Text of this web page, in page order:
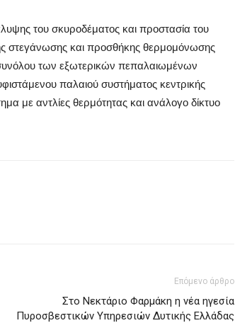
του σκυροδέματος και προστασία του
στεγάνωσης και προσθήκης θερμομόνωσης
των εξωτερικών πεπαλαιωμένων
παλαιού συστήματος κεντρικής
με αντλίες θερμότητας και ανάλογο δίκτυο
Επόμενο άρθρο
Στο Νεκτάριο Φαρμάκη η νέα ηγεσία
Πυροσβεστικών Υπηρεσιών Δυτικής Ελλάδας